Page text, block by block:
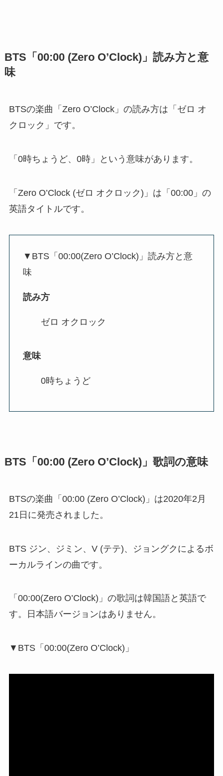
BTS「00:00 (Zero O’Clock)」読み方と意
味
BTSの楽曲「Zero O’Clock」の読み方は「ゼロ オ
クロック」です。
「0時ちょうど、0時」という意味があります。
「Zero O’Clock (ゼロ オクロック)」は「00:00」の
英語タイトルです。
▼BTS「00:00(Zero O’Clock)」読み方と意
味
読み方
ゼロ オクロック
意味
0時ちょうど
BTS「00:00 (Zero O’Clock)」歌詞の意味
BTSの楽曲「00:00 (Zero O’Clock)」は2020年2月
21日に発売されました。
BTS ジン、ジミン、V (テテ)、ジョングクによるボ
ーカルラインの曲です。
「00:00(Zero O’Clock)」の歌詞は韓国語と英語で
す。日本語バージョンはありません。
▼BTS「00:00(Zero O’Clock)」